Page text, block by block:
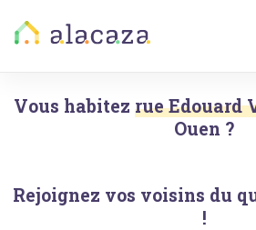
Vous habitez rue Edouard
Ouen ?
Rejoignez vos voisins du
!